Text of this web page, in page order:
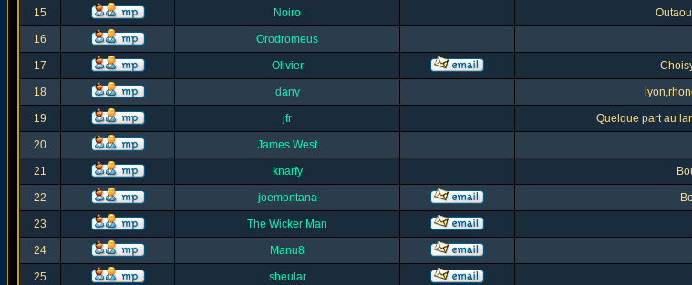
15 Noiro
16 Orodromeus
17 Olivier
18 dany
19 jfr Quelque part au
20 James West
21 knarfy
22 joemontana
23 The Wicker Man
24 Manu8
25 sheular